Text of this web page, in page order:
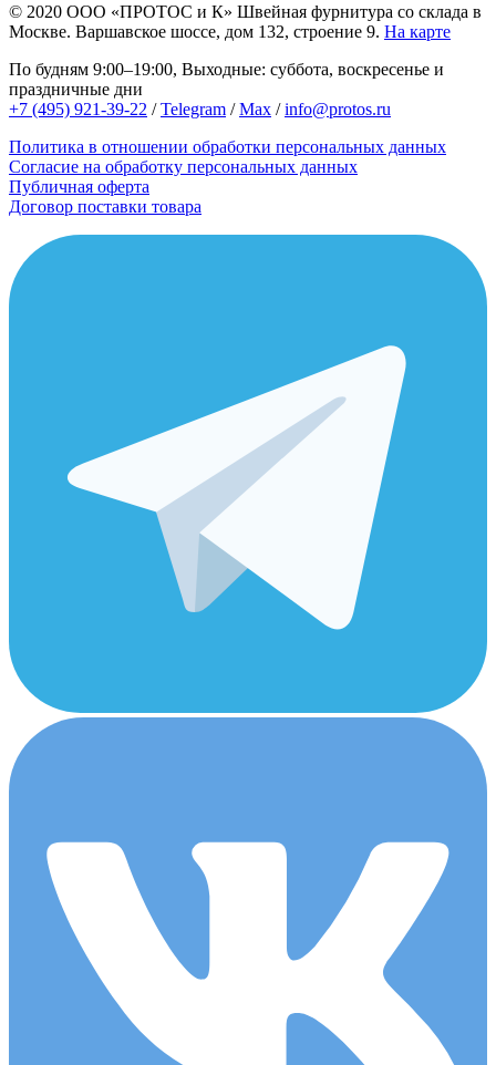
© 2020 ООО «ПРОТОС и К» Швейная фурнитура со склада в
Москве. Варшавское шоссе, дом 132, строение 9. На карте
По будням 9:00–19:00, Выходные: суббота, воскресенье и
праздничные дни
+7 (495) 921-39-22 /Telegram /Max /info@protos.ru
Политика в отношении обработки персональных данных
Согласие на обработку персональных данных
Публичная оферта
Договор поставки товара